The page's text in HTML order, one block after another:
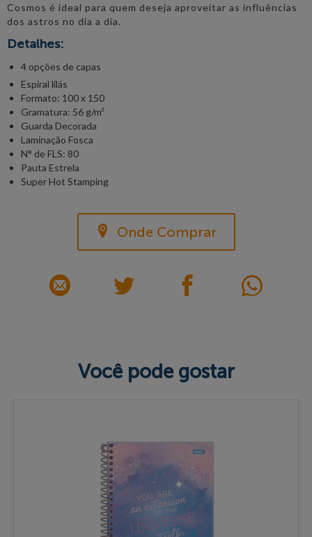
Cosmos é ideal para quem deseja aproveitar as influências
dos astros no dia a dia.
Detalhes:
4 opções de capas
Espiral lilás
Formato: 100 x 150
Gramatura: 56 g/m²
Guarda Decorada
Laminação Fosca
N° de FLS: 80
Pauta Estrela
Super Hot Stamping
Onde Comprar
Você pode gostar